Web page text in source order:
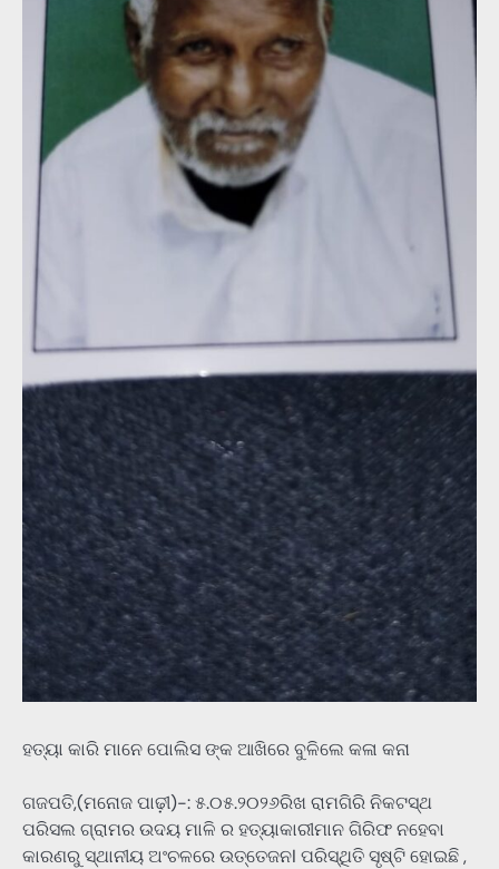
ହତ୍ୟା କାରି ମାନେ ପୋଲିସ ଙ୍କ ଆଖିରେ ବୁଳିଲେ କଳା କନା
ଗଜପତି,(ମନୋଜ ପାଢ଼ୀ)-: ୫.୦୫.୨୦୨୬ରିଖ ରାମଗିରି ନିକଟସ୍ଥ
ପରିସଲ ଗ୍ରାମର ଉଦୟ ମାଳି ର ହତ୍ୟାକାରୀମାନ ଗିରିଫ ନହେବା
କାରଣରୁ ସ୍ଥାନୀୟ ଅଂଚଳରେ ଉତ୍ତେଜନI ପରିସ୍ଥିତି ସୃଷ୍ଟି ହୋଇଛି ,